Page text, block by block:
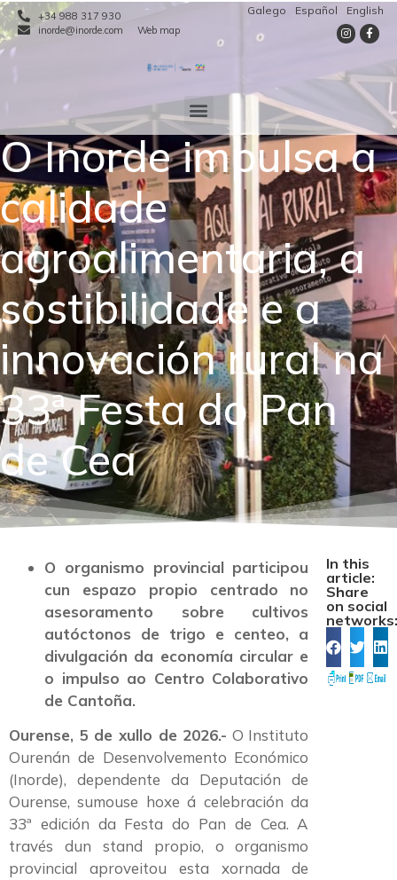
+34 988 317 930
inorde@inorde.com
Web map
Galego Español English
O Inorde impulsa a
calidade
agroalimentaria, a
sostibilidade e a
innovación rural na
33ª Festa do Pan
de Cea
O organismo provincial participou
cun espazo propio centrado no
asesoramento sobre cultivos
autóctonos de trigo e centeo, a
divulgación da economía circular e
o impulso ao Centro Colaborativo
de Cantoña.
Ourense, 5 de xullo de 2026.- O Instituto
Ourenán de Desenvolvemento Económico
(Inorde), dependente da Deputación de
Ourense, sumouse hoxe á celebración da
33ª edición da Festa do Pan de Cea. A
través dun stand propio, o organismo
provincial aproveitou esta xornada de
In this
article:
Share
on social